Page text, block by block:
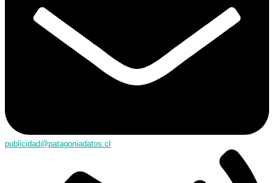
publicidad@patagoniadatos.cl